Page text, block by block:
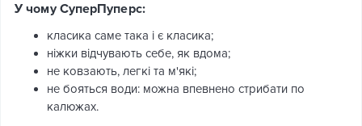
У чому СуперПуперс:
класика саме така і є класика;
ніжки відчувають себе, як вдома;
не ковзають, легкі та м'які;
не бояться води: можна впевнено стрибати по
калюжах.